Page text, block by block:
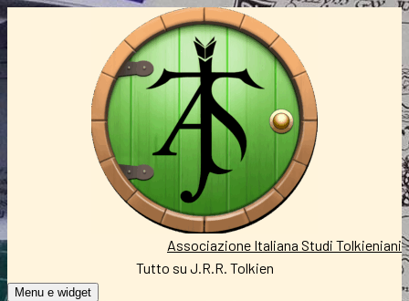
Vai
contenuto
Associazione Italiana Studi Tolkieniani
Tutto su J.R.R. Tolkien
Menu e widget